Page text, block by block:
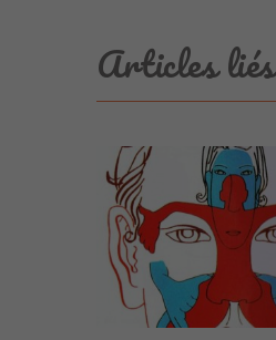
Articles liés